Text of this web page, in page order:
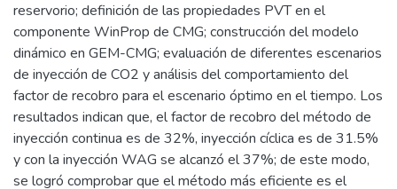
reservorio; definición de las propiedades PVT en el
componente WinProp de CMG; construcción del modelo
dinámico en GEM-CMG; evaluación de diferentes escenarios
de inyección de CO2 y análisis del comportamiento del
factor de recobro para el escenario óptimo en el tiempo. Los
resultados indican que, el factor de recobro del método de
inyección continua es de 32%, inyección cíclica es de 31.5%
y con la inyección WAG se alcanzó el 37%; de este modo,
se logró comprobar que el método más eficiente es el